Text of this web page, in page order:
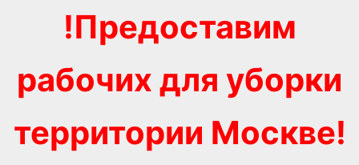
!Предоставим
рабочих для уборки
территории Москве!